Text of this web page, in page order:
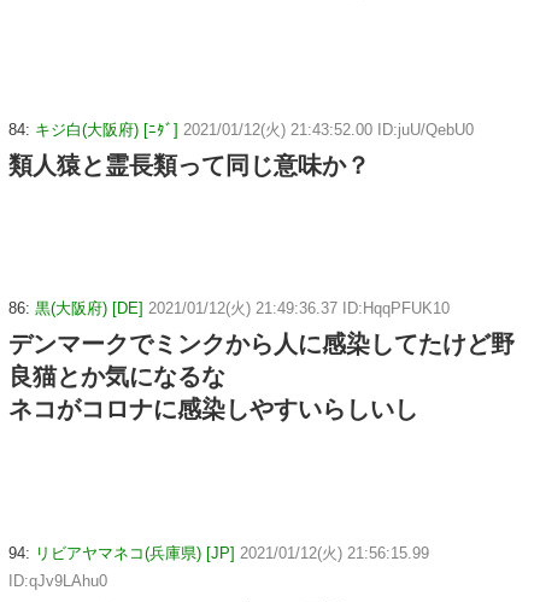
84: キジ白(大阪府) [ﾆﾀﾞ] 2021/01/12(火) 21:43:52.00 ID:juU/QebU0
類人猿と霊長類って同じ意味か？
86: 黒(大阪府) [DE] 2021/01/12(火) 21:49:36.37 ID:HqqPFUK10
デンマークでミンクから人に感染してたけど野
良猫とか気になるな
ネコがコロナに感染しやすいらしいし
94: リビアヤマネコ(兵庫県) [JP] 2021/01/12(火) 21:56:15.99
ID:qJv9LAhu0